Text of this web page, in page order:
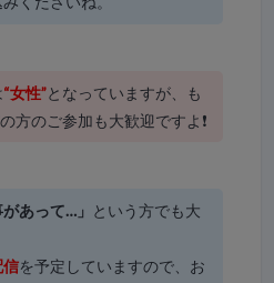
“女性”となっていますが、も
の方のご参加も大歓迎ですよ❗
あって…」 という方でも大
信を予定していますので、お